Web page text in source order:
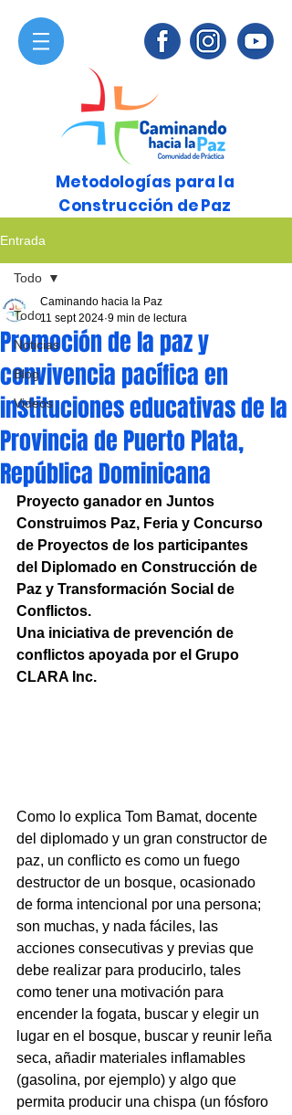
Metodologías para la
Construcción de Paz
Entrada
Todo
Noticias
Blog
Videos
Todo
Promoción de la paz y
convivencia pacífica en
instituciones educativas de la
Provincia de Puerto Plata,
República Dominicana
Caminando hacia la Paz
11 sept 2024 9 min de lectura
Proyecto ganador en Juntos
Construimos Paz, Feria y Concurso
de Proyectos de los participantes
del Diplomado en Construcción de
Paz y Transformación Social de
Conflictos.
Una iniciativa de prevención de
conflictos apoyada por el Grupo
CLARA Inc.
Como lo explica Tom Bamat, docente
del diplomado y un gran constructor de
paz, un conflicto es como un fuego
destructor de un bosque, ocasionado
de forma intencional por una persona;
son muchas, y nada fáciles, las
acciones consecutivas y previas que
debe realizar para producirlo, tales
como tener una motivación para
encender la fogata, buscar y elegir un
lugar en el bosque, buscar y reunir leña
seca, añadir materiales inflamables
(gasolina, por ejemplo) y algo que
permita producir una chispa (un fósforo